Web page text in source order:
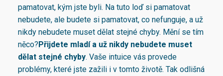
pamatovat, kým jste byli. Na tuto loď si pamatovat
nebudete, ale budete si pamatovat, co nefunguje, a už
nikdy nebudete muset dělat stejné chyby. Mění se tím
něco?Přijdete mladí a už nikdy nebudete muset
dělat stejné chyby. Vaše intuice vás provede
problémy, které jste zažili i v tomto životě. Tak odlišná